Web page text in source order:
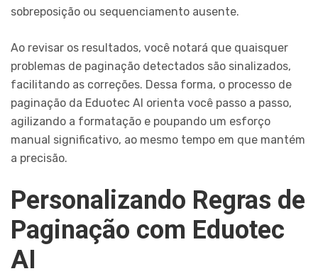
sobreposição ou sequenciamento ausente.
Ao revisar os resultados, você notará que quaisquer
problemas de paginação detectados são sinalizados,
facilitando as correções. Dessa forma, o processo de
paginação da Eduotec AI orienta você passo a passo,
agilizando a formatação e poupando um esforço
manual significativo, ao mesmo tempo em que mantém
a precisão.
Personalizando Regras de
Paginação com Eduotec
AI